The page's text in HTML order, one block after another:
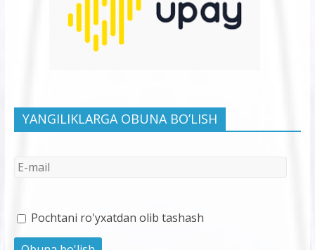
YANGILIKLARGA OBUNA BO’LISH
Pochtani ro'yxatdan olib tashash